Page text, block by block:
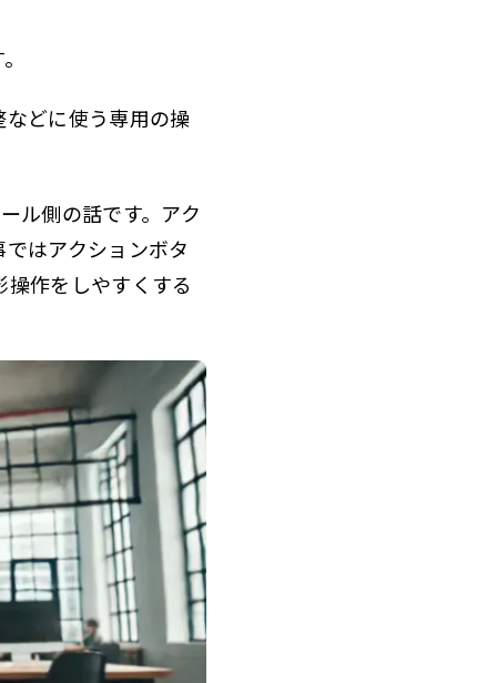
どに使う専用の操
ル側の話です。アク
はアクションボタ
作をしやすくする